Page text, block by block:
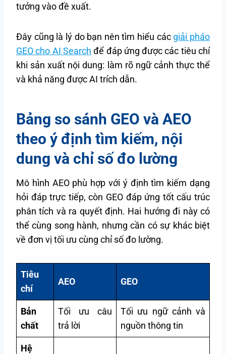
tưởng vào đề xuất.
Đây cũng là lý do bạn nên tìm hiểu các giải pháo
GEO cho AI Search để đáp ứng được các tiêu chí
khi sản xuất nội dung: làm rõ ngữ cảnh thực thể
và khả năng được AI trích dẫn.
Bảng so sánh GEO và AEO
theo ý định tìm kiếm, nội
dung và chỉ số đo lường
Mô hình AEO phù hợp với ý định tìm kiếm dạng
hỏi đáp trực tiếp, còn GEO đáp ứng tốt cấu trúc
phân tích và ra quyết định. Hai hướng đi này có
thể cùng song hành, nhưng cần có sự khác biệt
về đơn vị tối ưu cùng chỉ số đo lường.
Tiêu
chí
AEO GEO
Bản
chất
Tối ưu câu
trả lời
Tối ưu ngữ cảnh và
nguồn thông tin
Hệ